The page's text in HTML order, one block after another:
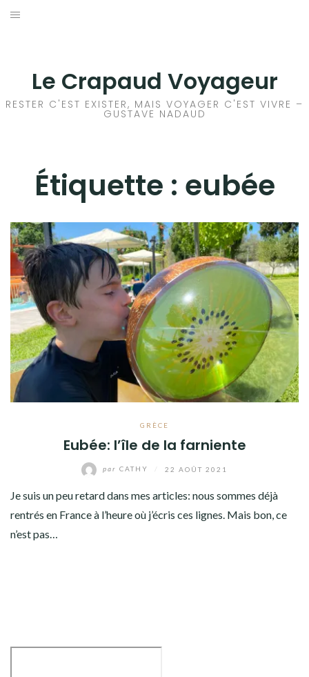
Aller
Le Crapaud Voyageur
RESTER C'EST EXISTER, MAIS VOYAGER C'EST VIVRE –
GUSTAVE NADAUD
Étiquette : eubée
GRÈCE
Eubée: l’île de la farniente
par CATHY 22 AOÛT 2021
Je suis un peu retard dans mes articles: nous sommes déjà
rentrés en France à l’heure où j’écris ces lignes. Mais bon, ce
n’est pas…
EUROPE
AMÉRIQUE DU NORD
AMÉRIQUE CENTRALE
AMÉRIQUE DU SUD
TOUR DU MONDE 2020-2021
CONTACT